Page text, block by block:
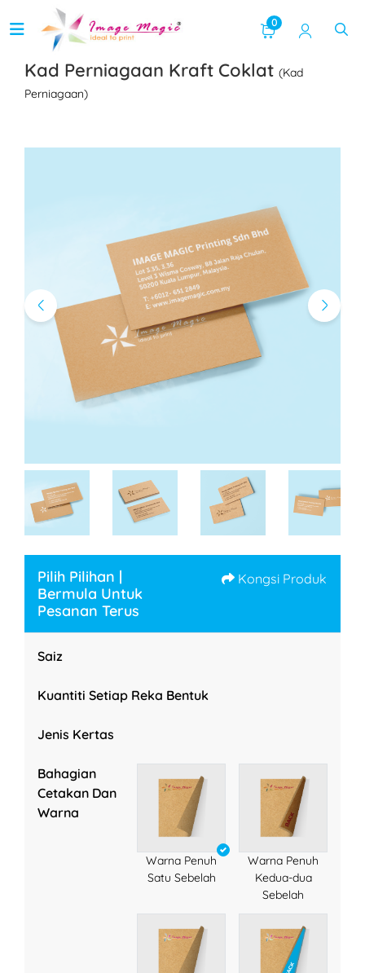
0
Kad Perniagaan Kraft Coklat (Kad
Perniagaan)
Pilih Pilihan |
Bermula Untuk
Pesanan Terus
Kongsi Produk
Saiz
Kuantiti Setiap Reka Bentuk
Jenis Kertas
Bahagian
Cetakan Dan
Warna
Warna Penuh
Satu Sebelah
Warna Penuh
Kedua-dua
Sebelah